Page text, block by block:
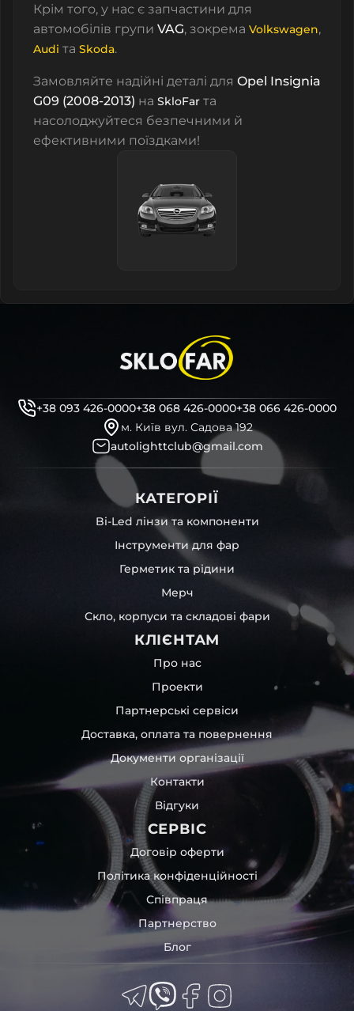
Крім того, у нас є запчастини для
автомобілів групи VAG, зокрема Volkswagen,
Audi та Skoda.
Замовляйте надійні деталі для Opel Insignia
G09 (2008-2013) на SkloFar та
насолоджуйтеся безпечними й
ефективними поїздками!
+38 093 426-0000+38 068 426-0000+38 066 426-0000
м. Київ вул. Садова 192
autolighttclub@gmail.com
КАТЕГОРІЇ
Bi-Led лінзи та компоненти
Інструменти для фар
Герметик та рідини
Мерч
Скло, корпуси та складові фари
КЛІЄНТАМ
Про нас
Проекти
Партнерські сервіси
Доставка, оплата та повернення
Документи організації
Контакти
Відгуки
СЕРВІС
Договір оферти
Політика конфіденційності
Співпраця
Партнерство
Блог